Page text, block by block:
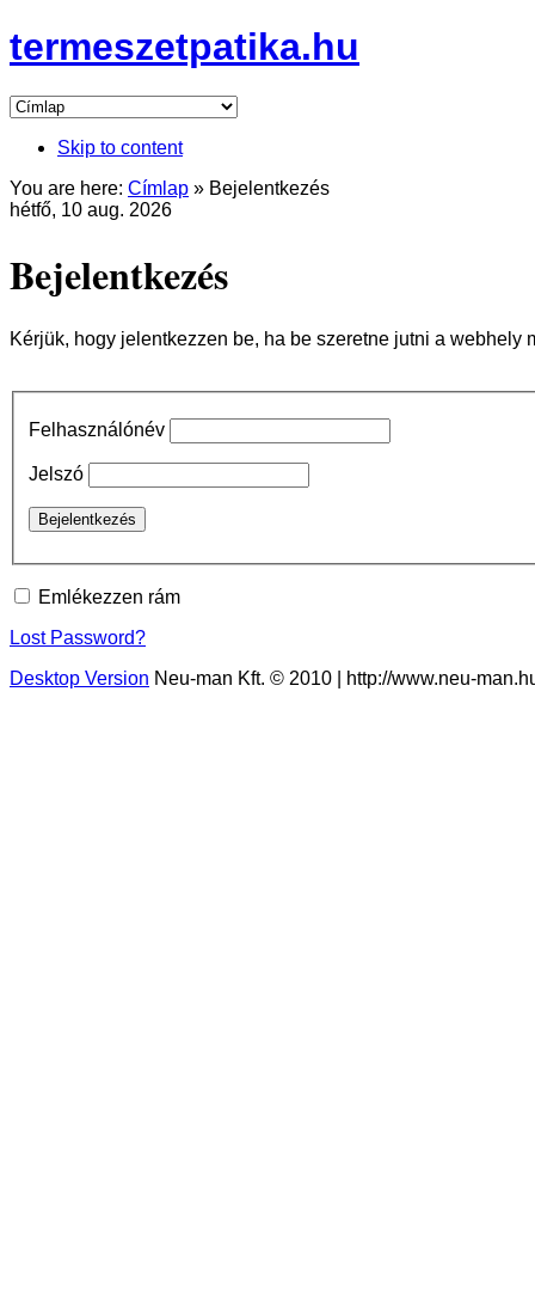
termeszetpatika.hu
Skip to content
You are here: Címlap » Bejelentkezés
hétfő, 10 aug. 2026
Bejelentkezés
Kérjük, hogy jelentkezzen be, ha be szeretne jutni a webhely
Felhasználónév
Jelszó
Emlékezzen rám
Lost Password?
Desktop Version Neu-man Kft. © 2010 | http://www.neu-